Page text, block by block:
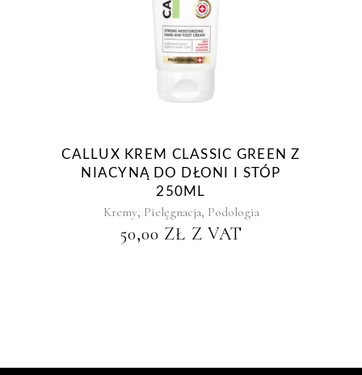
CALLUX KREM CLASSIC GREEN Z
NIACYNĄ DO DŁONI I STÓP
250ML
Kremy, Pielęgnacja, Podologia
50,00 ZŁ Z VAT